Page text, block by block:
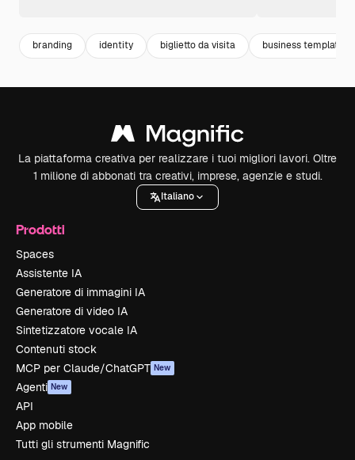
branding identity biglietto da visita business template
La piattaforma creativa per realizzare i tuoi migliori lavori. Oltre
1 milione di abbonati tra creativi, imprese, agenzie e studi.
Italiano
Prodotti
Spaces
Assistente IA
Generatore di immagini IA
Generatore di video IA
Sintetizzatore vocale IA
Contenuti stock
MCP per Claude/ChatGPT New
Agenti New
API
App mobile
Tutti gli strumenti Magnific